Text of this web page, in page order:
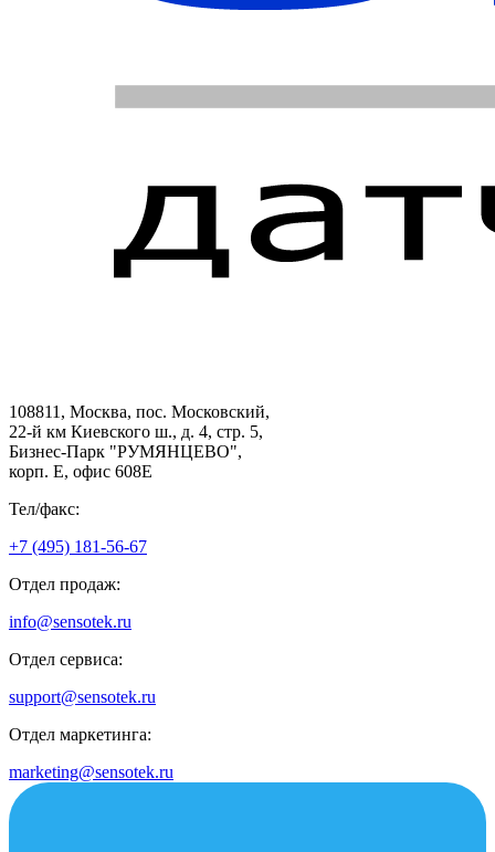
108811, Москва, пос. Московский,
22-й км Киевского ш., д. 4, стр. 5,
Бизнес-Парк "РУМЯНЦЕВО",
корп. Е, офис 608E
Тел/факс:
+7 (495) 181-56-67
Отдел продаж:
info@sensotek.ru
Отдел сервиса:
support@sensotek.ru
Отдел маркетинга:
marketing@sensotek.ru